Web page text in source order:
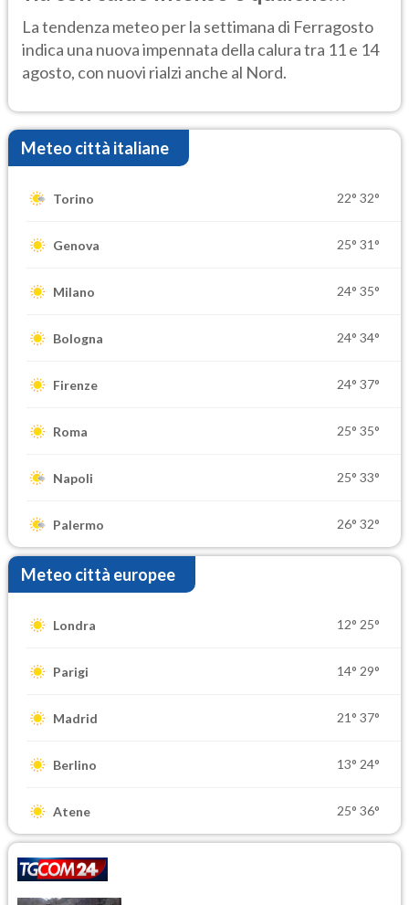
temporale
La tendenza meteo per la settimana di Ferragosto
indica una nuova impennata della calura tra 11 e 14
agosto, con nuovi rialzi anche al Nord.
Meteo città italiane
Torino 22° 32°
Genova 25° 31°
Milano 24° 35°
Bologna 24° 34°
Firenze 24° 37°
Roma 25° 35°
Napoli 25° 33°
Palermo 26° 32°
Meteo città europee
Londra 12° 25°
Parigi 14° 29°
Madrid 21° 37°
Berlino 13° 24°
Atene 25° 36°